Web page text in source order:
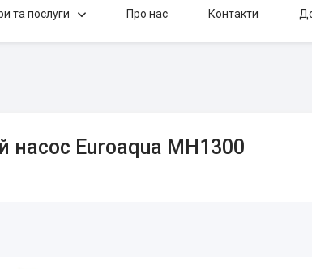
та послуги Про нас Контакти
насос Euroaqua MH1300